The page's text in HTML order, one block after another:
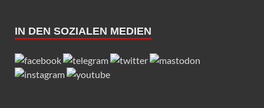
IN DEN SOZIALEN MEDIEN